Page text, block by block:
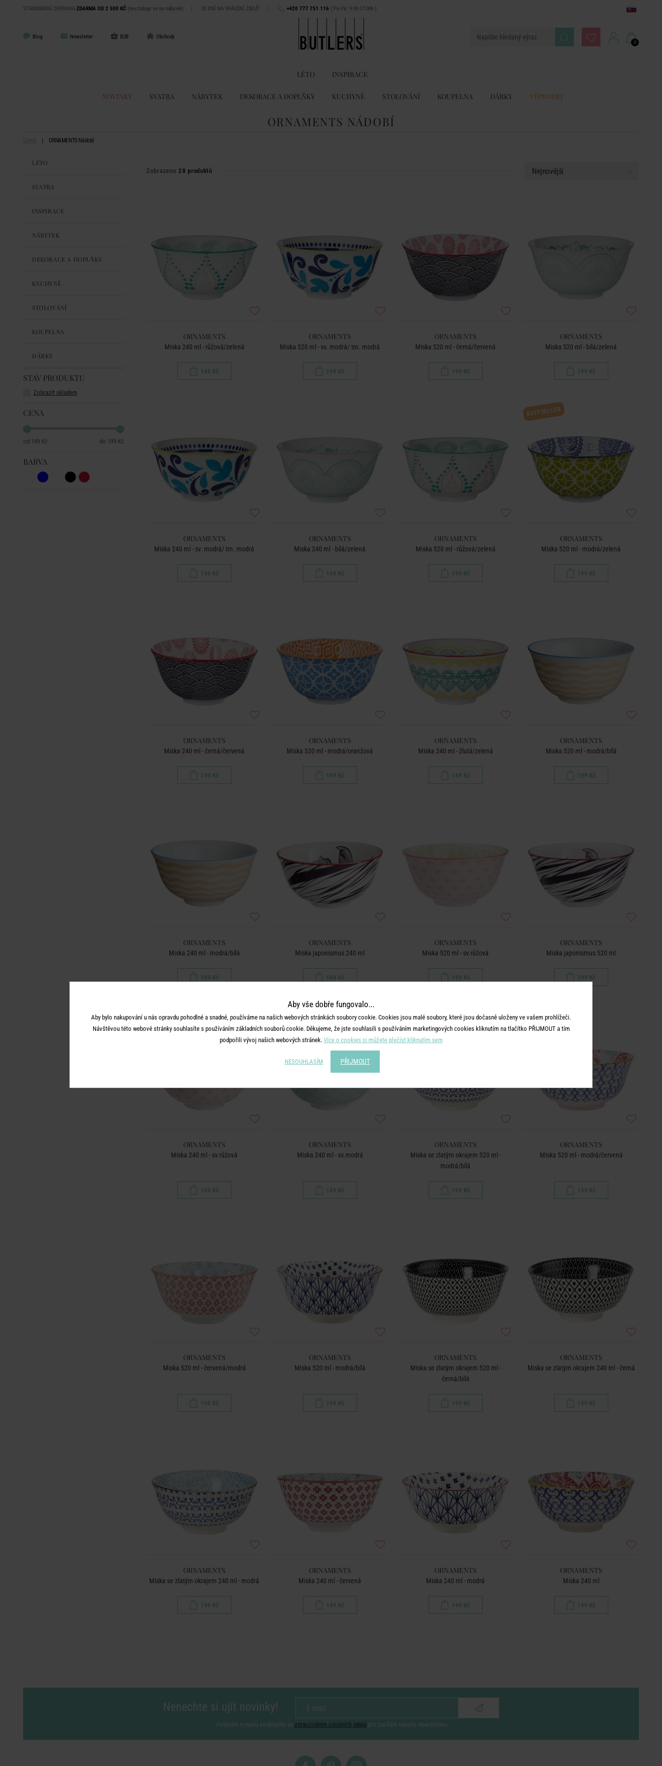
STANDARDNÍ DOPRAVA ZDARMA OD 2 500 KČ (nevztahuje se na nábytek) | 30 DNÍ NA VRÁCENÍ ZBOŽÍ | +420 777 751 116 ( Po-Pá: 9:00-17:00h )
Blog Newsletter B2B Obchody
0
LÉTO INSPIRACE
NOVINKY SVATBA NÁBYTEK DEKORACE A DOPLŇKY KUCHYNĚ STOLOVÁNÍ KOUPELNA DÁRKY VÝPRODEJ
ORNAMENTS NÁDOBÍ
Domů ORNAMENTS Nádobí
LÉTO
SVATBA
INSPIRACE
NÁBYTEK
DEKORACE A DOPLŇKY
KUCHYNĚ
STOLOVÁNÍ
KOUPELNA
DÁRKY
STAV PRODUKTU
Zobrazit skladem
CENA
149 Kč 199 Kč
BARVA
Zobrazeno 28 produktů
ORNAMENTS
Miska 240 ml - růžová/zelená
149 Kč
ORNAMENTS
Miska 520 ml - sv. modrá/ tm. modrá
199 Kč
ORNAMENTS
Miska 520 ml - černá/červená
199 Kč
ORNAMENTS
Miska 520 ml - bílá/zelená
199 Kč
ORNAMENTS
Miska 240 ml - sv. modrá/ tm. modrá
149 Kč
ORNAMENTS
Miska 240 ml - bílá/zelená
149 Kč
ORNAMENTS
Miska 520 ml - růžová/zelená
199 Kč
BESTSELLER
ORNAMENTS
Miska 520 ml - modrá/zelená
199 Kč
ORNAMENTS
Miska 240 ml - černá/červená
149 Kč
ORNAMENTS
Miska 520 ml - modrá/oranžová
199 Kč
ORNAMENTS
Miska 240 ml - žlutá/zelená
149 Kč
ORNAMENTS
Miska 520 ml - modrá/bílá
199 Kč
ORNAMENTS
Miska 240 ml - modrá/bílá
149 Kč
ORNAMENTS
Miska japonismus 240 ml
149 Kč
ORNAMENTS
Miska 520 ml - sv.růžová
199 Kč
ORNAMENTS
Miska japonismus 520 ml
199 Kč
ORNAMENTS
Miska 240 ml - sv.růžová
149 Kč
ORNAMENTS
Miska 240 ml - sv.modrá
149 Kč
BESTSELLER
ORNAMENTS
Miska se zlatým okrajem 520 ml -
modrá/bílá
199 Kč
BESTSELLER
ORNAMENTS
Miska 520 ml - modrá/červená
199 Kč
ORNAMENTS
Miska 520 ml - červená/modrá
199 Kč
ORNAMENTS
Miska 520 ml - modrá/bílá
199 Kč
ORNAMENTS
Miska se zlatým okrajem 520 ml -
černá/bílá
199 Kč
ORNAMENTS
Miska se zlatým okrajem 240 ml - černá
149 Kč
ORNAMENTS
Miska se zlatým okrajem 240 ml - modrá
149 Kč
ORNAMENTS
Miska 240 ml - červená
149 Kč
ORNAMENTS
Miska 240 ml - modrá
149 Kč
ORNAMENTS
Miska 240 ml
149 Kč
Nenechte si ujít novinky!
vložením e-mailu souhlasíte se zpracováním osobních údajů pro zasílání našeho newsletteru
Aby vše dobře fungovalo...
Aby bylo nakupování u nás opravdu pohodlné a snadné, používáme na našich webových stránkách soubory cookie. Cookies jsou malé soubory, které jsou dočasně uloženy ve vašem prohlížeči.
Návštěvou této webové stránky souhlasíte s používáním základních souborů cookie. Děkujeme, že jste souhlasili s používáním marketingových cookies kliknutím na tlačítko PŘIJMOUT a tím
podpořili vývoj našich webových stránek. Více o cookies si můžete přečíst kliknutím sem
NESOUHLASÍM PŘIJMOUT